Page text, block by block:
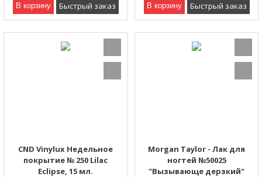
В корзину Быстрый заказ В корзину Быстрый заказ
CND Vinylux Недельное
покрытие № 250 Lilac
Eclipse, 15 мл.
Morgan Taylor - Лак для
ногтей №50025
"Вызывающе дерзкий"